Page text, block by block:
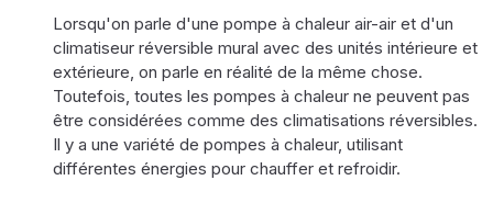
Lorsqu'on parle d'une pompe à chaleur air-air et d'un
climatiseur réversible mural avec des unités intérieure et
extérieure, on parle en réalité de la même chose.
Toutefois, toutes les pompes à chaleur ne peuvent pas
être considérées comme des climatisations réversibles.
Il y a une variété de pompes à chaleur, utilisant
différentes énergies pour chauffer et refroidir.